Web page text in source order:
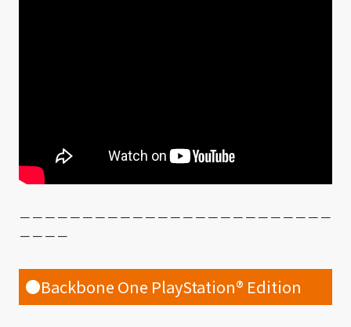
－－－－－－－－－－－－－－－－－－－－－－－－－
－－－－
●Backbone One PlayStation® Edition